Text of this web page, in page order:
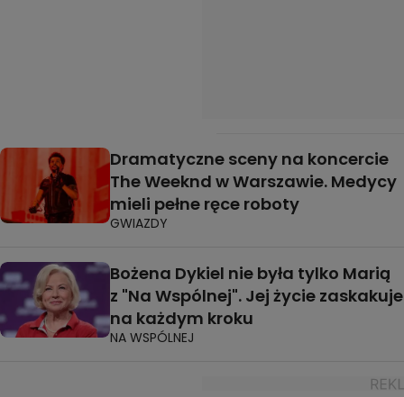
Dramatyczne sceny na koncercie
The Weeknd w Warszawie. Medycy
mieli pełne ręce roboty
GWIAZDY
Bożena Dykiel nie była tylko Marią
z "Na Wspólnej". Jej życie zaskakuje
na każdym kroku
NA WSPÓLNEJ